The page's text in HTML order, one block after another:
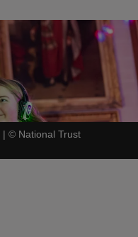
| © National Trust